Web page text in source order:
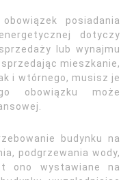
posiadania
dotyczy
lub wynajmu
mieszkanie,
i wtórnego, musisz je
obowiązku może
budynku na
podgrzewania wody,
ono wystawiane na